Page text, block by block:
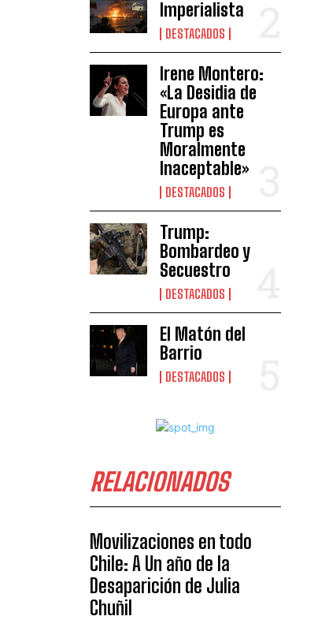
Imperialista
DESTACADOS
Irene Montero:
«La Desidia de
Europa ante
Trump es
Moralmente
Inaceptable»
DESTACADOS
Trump:
Bombardeo y
Secuestro
DESTACADOS
El Matón del
Barrio
DESTACADOS
RELACIONADOS
Movilizaciones en todo
Chile: A Un año de la
Desaparición de Julia
Chuñil